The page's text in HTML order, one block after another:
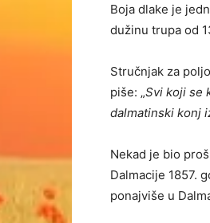
Boja dlake je
dužinu trupa od
Stručnjak za
piše: „Svi koji se
dalmatinski konj
Nekad je bio
Dalmacije 1857.
ponajviše u